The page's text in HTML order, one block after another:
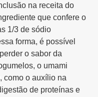
na receita do
que confere o
1/3 de sódio
forma, é possível
o sabor da
o umami
como o auxílio na
de proteínas e